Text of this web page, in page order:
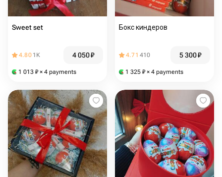
Sweet set
4.80 1K 4 050₽
1 013 ₽ × 4 payments
Бокс киндеров
4.71 410 5 300₽
1 325 ₽ × 4 payments